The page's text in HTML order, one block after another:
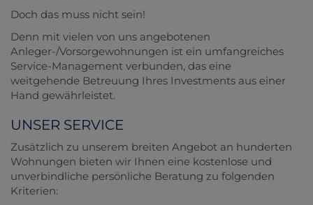
Doch das muss nicht sein!
Denn mit vielen von uns angebotenen
Anleger-/Vorsorgewohnungen ist ein umfangreiches
Service-Management verbunden, das eine
weitgehende Betreuung Ihres Investments aus einer
Hand gewährleistet.
UNSER SERVICE
Zusätzlich zu unserem breiten Angebot an hunderten
Wohnungen bieten wir Ihnen eine kostenlose und
unverbindliche persönliche Beratung zu folgenden
Kriterien: